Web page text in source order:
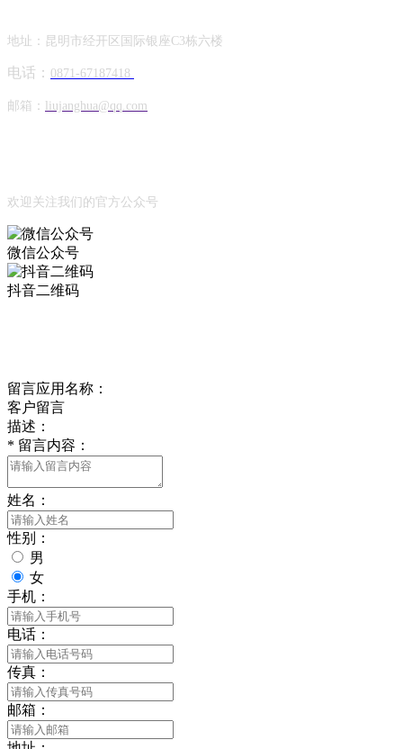
地址：昆明市经开区国际银座C3栋六楼
电话： 0871-67187418
邮箱： liujanghua@qq.com
欢迎关注我们的官方公众号
微信公众号
抖音二维码
留言应用名称：
客户留言
描述：
* 留言内容：
姓名：
性别：
男
女
手机：
电话：
传真：
邮箱：